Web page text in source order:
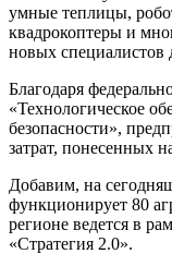
умные теплицы,
квадрокоптеры и
новых специалистов
Благодаря
«Технологическое
безопасности»,
затрат, понесенных
Добавим, на
функционирует 80
регионе ведется в
«Стратегия 2.0».